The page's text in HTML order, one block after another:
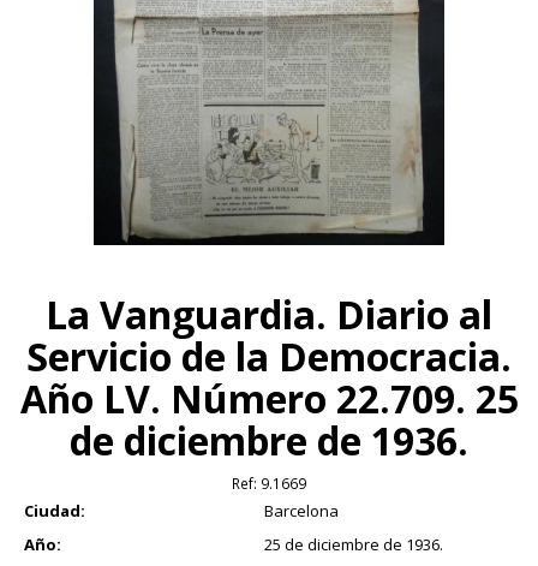
La Vanguardia. Diario al
Servicio de la Democracia.
Año LV. Número 22.709. 25
de diciembre de 1936.
Ref: 9.1669
Ciudad:
Barcelona
Año:
25 de diciembre de 1936.